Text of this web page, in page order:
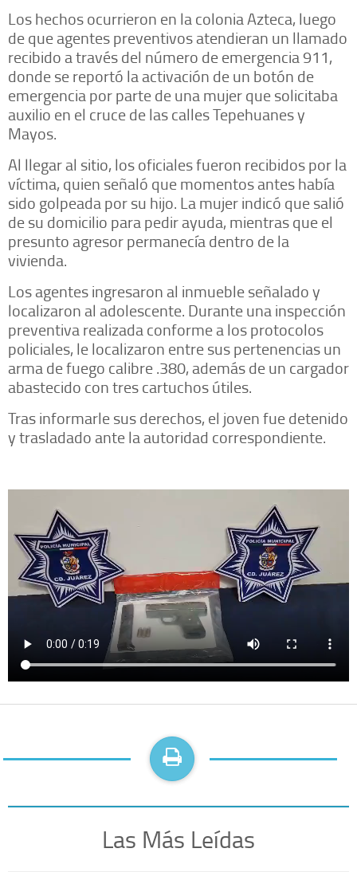
Los hechos ocurrieron en la colonia Azteca, luego
de que agentes preventivos atendieran un llamado
recibido a través del número de emergencia 911,
donde se reportó la activación de un botón de
emergencia por parte de una mujer que solicitaba
auxilio en el cruce de las calles Tepehuanes y
Mayos.
Al llegar al sitio, los oficiales fueron recibidos por la
víctima, quien señaló que momentos antes había
sido golpeada por su hijo. La mujer indicó que salió
de su domicilio para pedir ayuda, mientras que el
presunto agresor permanecía dentro de la
vivienda.
Los agentes ingresaron al inmueble señalado y
localizaron al adolescente. Durante una inspección
preventiva realizada conforme a los protocolos
policiales, le localizaron entre sus pertenencias un
arma de fuego calibre .380, además de un cargador
abastecido con tres cartuchos útiles.
Tras informarle sus derechos, el joven fue detenido
y trasladado ante la autoridad correspondiente.
Las Más Leídas